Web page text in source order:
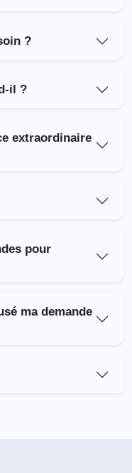
?
il ?
extraordinaire
pour
ma demande